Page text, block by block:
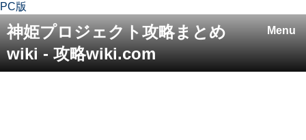
PC版
Menu
神姫プロジェクト攻略まとめ
wiki - 攻略wiki.com